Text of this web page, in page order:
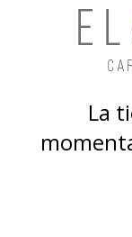
La